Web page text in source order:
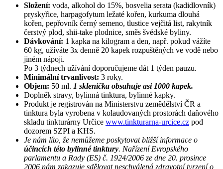
Složení: voda, alkohol do 15%, bosvelia serata (kadidlovník)
pryskyřice, harpagofytum ležaté kořen, kurkuma dlouhá
kořen, pepřovník černý semeno, tlustice vejčitá list, rakytník
čerstvý plod, shii-take plodnice, směs švédské byliny.
Dávkování: 1 kapka na kilogram a den, např. pokud vážíte
60 kg, užíváte 3x denně 20 kapek rozpuštěných ve vodě nebo
jiném nápoji.
Po 3 týdnech užívání doporučujeme dát 1 týden pauzu.
Minimální trvanlivost: 3 roky.
Objem: 50 ml. 1 sklenička obsahuje asi 1000 kapek.
Doplněk stravy, bylinná tinktura, bylinné kapky.
Produkt je registrován na Ministerstvu zemědělství ČR a
tinktura byla vyrobena v kolaudovaných prostorách daňového
skladu tinkturárny Určice www.tinkturarna-urcice.cz pod
dozorem SZPI a KHS.
Je nám líto, že nemůžeme poskytovat bližší informace o
účincích této bylinné tinktury. Nařízení Evropského
parlamentu a Rady (ES) č. 1924/2006 ze dne 20. prosince
2006 nám zakazuje sdělovat neschválená zdravotní tvrzení o